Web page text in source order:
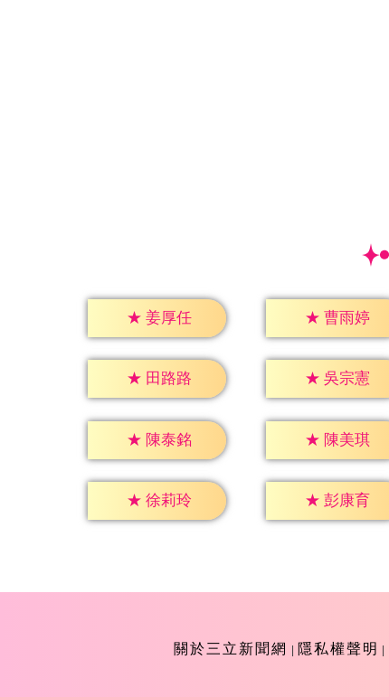
★ 姜厚任 ★ 曹雨婷
★ 田路路 ★ 吳宗憲
★ 陳泰銘 ★ 陳美琪
★ 徐莉玲 ★ 彭康育
關於三立新聞網 隱私權聲明